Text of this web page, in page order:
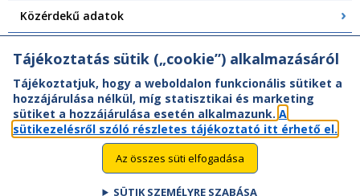
Közérdekű adatok
Tájékoztatás sütik („cookie”) alkalmazásáról
Tájékoztatjuk, hogy a weboldalon funkcionális sütiket a
hozzájárulása nélkül, míg statisztikai és marketing
sütiket a hozzájárulása esetén alkalmazunk. A
sütikezelésről szóló részletes tájékoztató itt érhető el.
Az összes süti elfogadása
SÜTIK SZEMÉLYRE SZABÁSA